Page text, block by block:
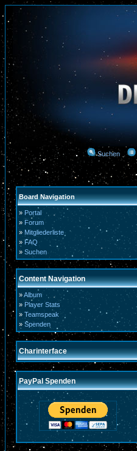
Suchen
Board Navigation
» Portal
» Forum
» Mitgliederliste
» FAQ
» Suchen
Content Navigation
»Album
» Player Stats
» Teamspeak
» Spenden
Charinterface
PayPal Spenden